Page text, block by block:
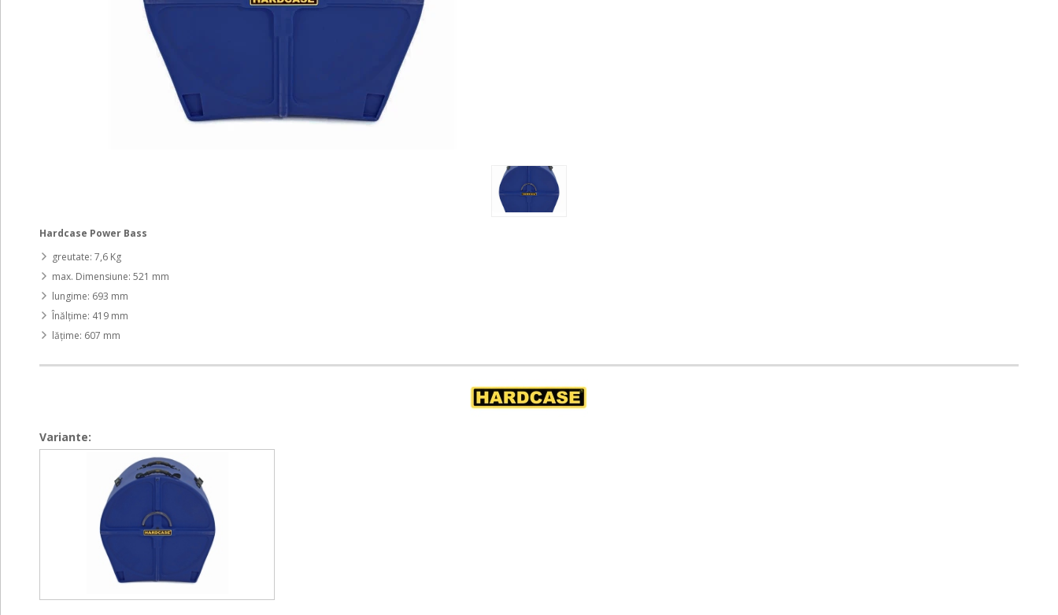
Hardcase Power Bass
greutate: 7,6 Kg
max. Dimensiune: 521 mm
lungime: 693 mm
Înălțime: 419 mm
lățime: 607 mm
Variante: